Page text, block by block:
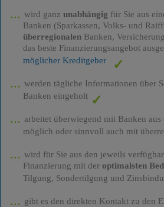
wird ganz unabhängig für Sie aus
Banken (Sparkassen, Volks- und
überregionalenBanken,
das beste Finanzierungsangebot
möglicher Kreditgeber
werden tägliche Informationen über
Banken eingeholt
arbeitet überwiegend mit Banken
möglich oder sinnvoll auch mit
wird für Sie aus den jeweils
Finanzierung mit der optimalsten
Tilgung, Sondertilgung und
gibt es den direkten Kontakt zu den